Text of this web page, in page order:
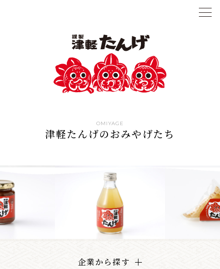
OMIYAGE
津軽たんげのおみやげたち
企業から探す